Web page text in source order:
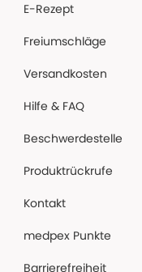
E-Rezept
Freiumschläge
Versandkosten
Hilfe & FAQ
Beschwerdestelle
Produktrückrufe
Kontakt
medpex Punkte
Barrierefreiheit